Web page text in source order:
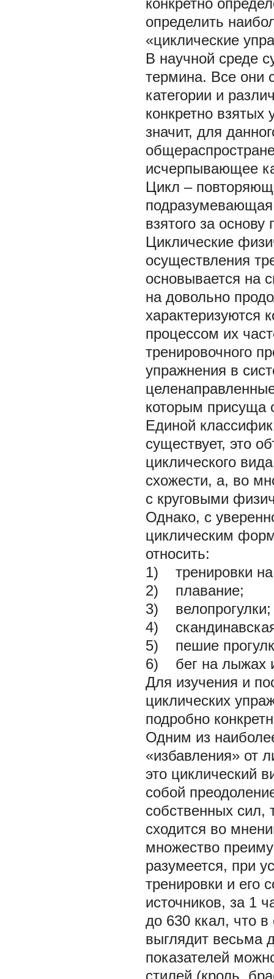
определить
«циклические
В научной среде
термина. Все они
категории и
конкретно
значит, для
исчерпывающее
Цикл –
подразумевающая
взятого за основу
Циклические
осуществления
основывается на
на довольно
характеризуются
процессом их
тренировочного
упражнения в
которым присуща
Единой
существует, это
циклического
схожести, а, во
с круговыми
Однако, с
циклическим
относить:
1) тренировки на
2) плавание;
3) велопрогулки;
4)
5) пешие
6) бег на лыжах
Для изучения и
циклических
подробно
Одним из
«избавления» от
это циклический
собой
собственных сил,
сходится во
множество
разумеется, при
тренировки и его
источников, за 1
до 630 ккал, что
выглядит весьма
показателей
стилей (кроль,